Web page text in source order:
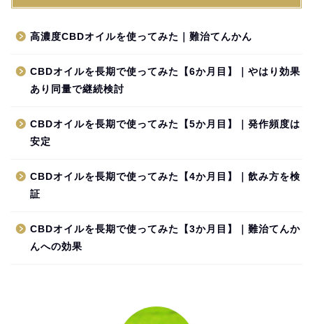
高濃度CBDオイルを使ってみた｜難治てんかん
CBDオイルを長期で使ってみた【6か月目】｜やはり効果
あり同量で継続検討
CBDオイルを長期で使ってみた【5か月目】｜発作頻度は
安定
CBDオイルを長期で使ってみた【4か月目】｜飲み方を検
証
CBDオイルを長期で使ってみた【3か月目】｜難治てんか
んへの効果